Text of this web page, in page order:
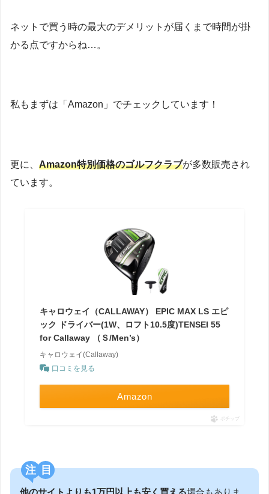
ネットで買う時の最大のデメリットが届くまで時間が掛
かる点ですからね…。
私もまずは「Amazon」でチェックしています！
更に、 Amazon特別価格のゴルフクラブが多数販売され
ています。
キャロウェイ（CALLAWAY） EPIC MAX LS エピ
ック ドライバー(1W、ロフト10.5度)TENSEI 55
for Callaway （Ｓ/Men’s）
キャロウェイ(Callaway)
口コミを見る
Amazon
ポチップ
注目